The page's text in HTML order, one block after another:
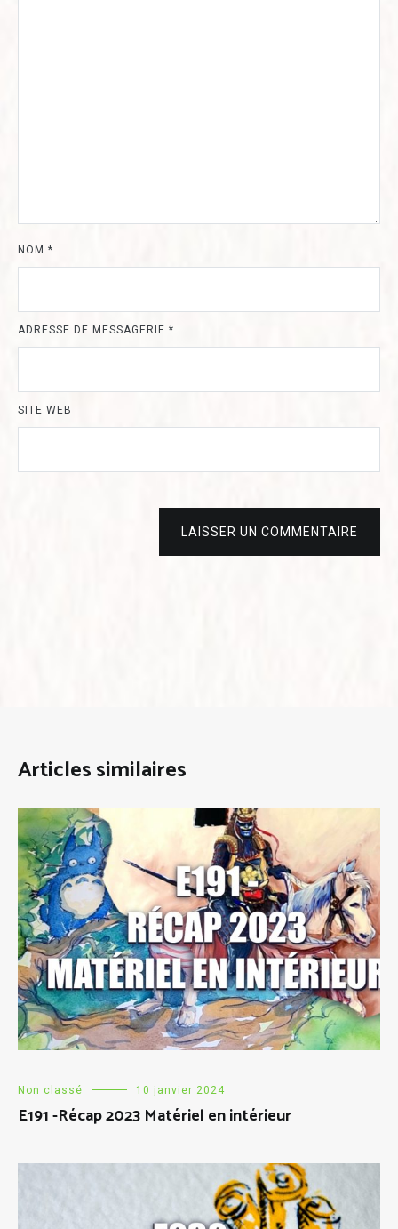
NOM *
ADRESSE DE MESSAGERIE *
SITE WEB
LAISSER UN COMMENTAIRE
Articles similaires
Non classé 10 janvier 2024
E191 -Récap 2023 Matériel en intérieur